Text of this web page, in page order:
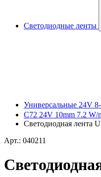
Светодиодные ленты
Универсальные 24V
C72 24V 10mm 7.2 W/
Светодиодная лента
Арт.: 040211